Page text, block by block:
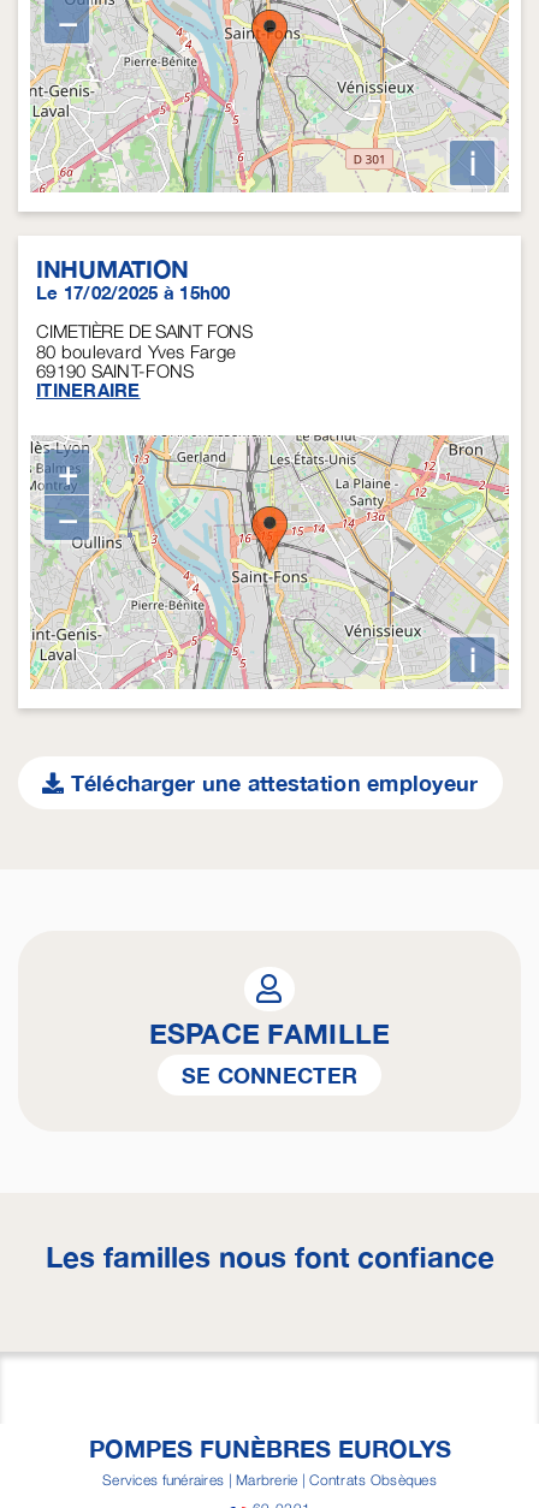
−
i
INHUMATION
Le 17/02/2025 à 15h00
CIMETIÈRE DE SAINT FONS
80 boulevard Yves Farge
69190 SAINT-FONS
ITINERAIRE
+
−
i
Télécharger une attestation employeur
ESPACE FAMILLE
SE CONNECTER
Les familles nous font confiance
POMPES FUNÈBRES EUROLYS
Services funéraires | Marbrerie | Contrats Obsèques